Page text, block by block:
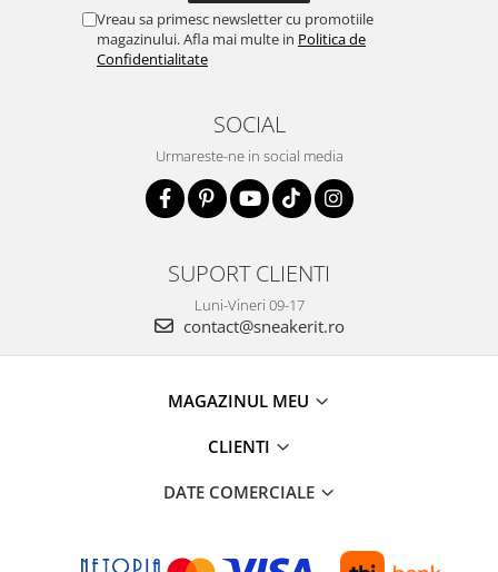
Vreau sa primesc newsletter cu promotiile
magazinului. Afla mai multe in Politica de
Confidentialitate
SOCIAL
Urmareste-ne in social media
SUPORT CLIENTI
Luni-Vineri 09-17
contact@sneakerit.ro
MAGAZINUL MEU
CLIENTI
DATE COMERCIALE